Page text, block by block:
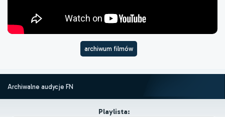
archiwum filmów
Archiwalne audycje FN
Playlista: